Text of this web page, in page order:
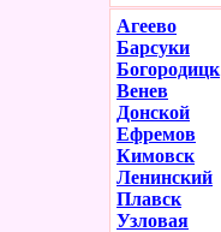
Агеево
Барсуки
Богородицк
Венев
Донской
Ефремов
Кимовск
Ленинский
Плавск
Узловая